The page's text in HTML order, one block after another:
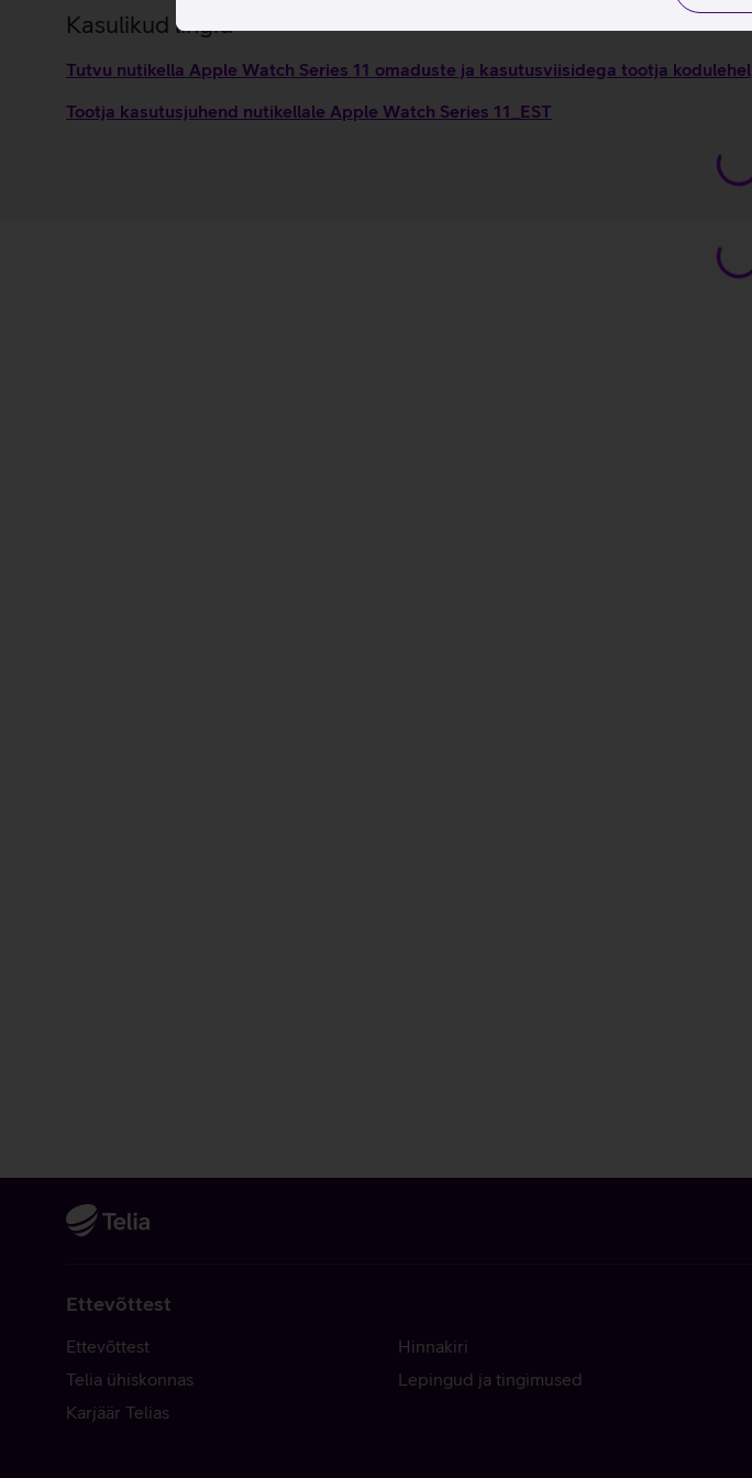
Kasulikud lingid
Tutvu nutikella Apple Watch Series 11 omaduste ja kasutusviisidega tootja kodulehel
Tootja kasutusjuhend nutikellale Apple Watch Series 11_EST
Ettevõttest
Ettevõttest
Telia ühiskonnas
Karjäär Telias
Hinnakiri
Lepingud ja tingimused